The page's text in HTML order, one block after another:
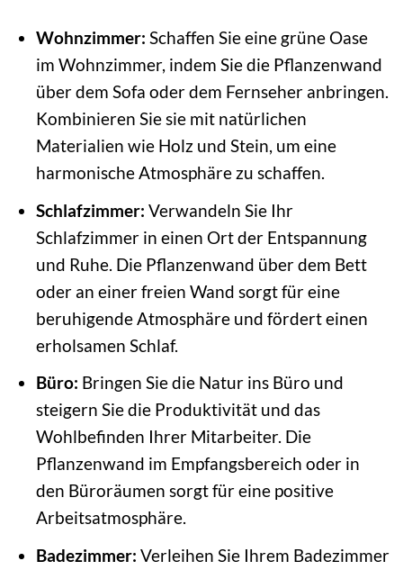
Wohnzimmer: Schaffen Sie eine grüne Oase
im Wohnzimmer, indem Sie die Pflanzenwand
über dem Sofa oder dem Fernseher anbringen.
Kombinieren Sie sie mit natürlichen
Materialien wie Holz und Stein, um eine
harmonische Atmosphäre zu schaffen.
Schlafzimmer: Verwandeln Sie Ihr
Schlafzimmer in einen Ort der Entspannung
und Ruhe. Die Pflanzenwand über dem Bett
oder an einer freien Wand sorgt für eine
beruhigende Atmosphäre und fördert einen
erholsamen Schlaf.
Büro: Bringen Sie die Natur ins Büro und
steigern Sie die Produktivität und das
Wohlbefinden Ihrer Mitarbeiter. Die
Pflanzenwand im Empfangsbereich oder in
den Büroräumen sorgt für eine positive
Arbeitsatmosphäre.
Badezimmer: Verleihen Sie Ihrem Badezimmer